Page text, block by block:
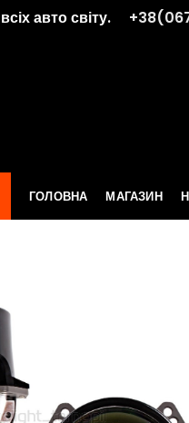
авто світу.
ГОЛОВНА МАГАЗИН